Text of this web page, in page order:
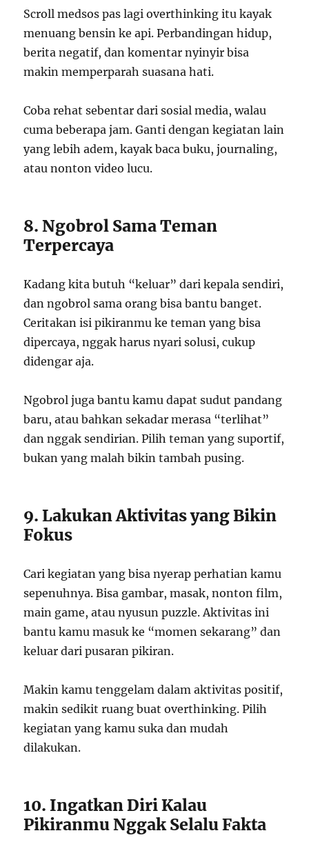
Scroll medsos pas lagi overthinking itu kayak
menuang bensin ke api. Perbandingan hidup,
berita negatif, dan komentar nyinyir bisa
makin memperparah suasana hati.
Coba rehat sebentar dari sosial media, walau
cuma beberapa jam. Ganti dengan kegiatan lain
yang lebih adem, kayak baca buku, journaling,
atau nonton video lucu.
8. Ngobrol Sama Teman
Terpercaya
Kadang kita butuh “keluar” dari kepala sendiri,
dan ngobrol sama orang bisa bantu banget.
Ceritakan isi pikiranmu ke teman yang bisa
dipercaya, nggak harus nyari solusi, cukup
didengar aja.
Ngobrol juga bantu kamu dapat sudut pandang
baru, atau bahkan sekadar merasa “terlihat”
dan nggak sendirian. Pilih teman yang suportif,
bukan yang malah bikin tambah pusing.
9. Lakukan Aktivitas yang Bikin
Fokus
Cari kegiatan yang bisa nyerap perhatian kamu
sepenuhnya. Bisa gambar, masak, nonton film,
main game, atau nyusun puzzle. Aktivitas ini
bantu kamu masuk ke “momen sekarang” dan
keluar dari pusaran pikiran.
Makin kamu tenggelam dalam aktivitas positif,
makin sedikit ruang buat overthinking. Pilih
kegiatan yang kamu suka dan mudah
dilakukan.
10. Ingatkan Diri Kalau
Pikiranmu Nggak Selalu Fakta